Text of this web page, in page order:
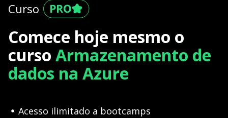
Curso
Comece hoje mesmo o
curso Armazenamento de
dados na Azure
Acesso ilimitado a bootcamps